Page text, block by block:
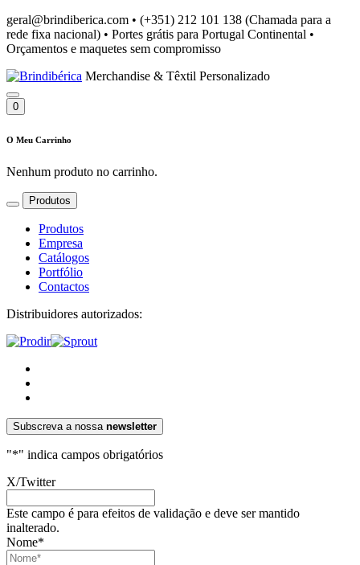
geral@brindiberica.com • (+351) 212 101 138 (Chamada para a
rede fixa nacional) • Portes grátis para Portugal Continental •
Orçamentos e maquetes sem compromisso
Merchandise & Têxtil Personalizado
0
O Meu Carrinho
Nenhum produto no carrinho.
Produtos
Produtos
Empresa
Catálogos
Portfólio
Contactos
Distribuidores autorizados:
Subscreva a nossa newsletter
"*" indica campos obrigatórios
X/Twitter
Este campo é para efeitos de validação e deve ser mantido
inalterado.
Nome*